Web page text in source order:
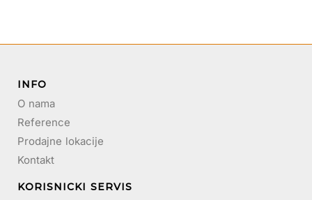
INFO
O nama
Reference
Prodajne lokacije
Kontakt
KORISNICKI SERVIS